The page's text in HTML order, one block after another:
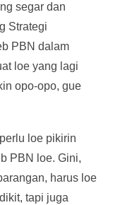
segar dan
Strategi
PBN dalam
loe yang lagi
opo-opo, gue
loe pikirin
PBN loe. Gini,
harus loe
tapi juga